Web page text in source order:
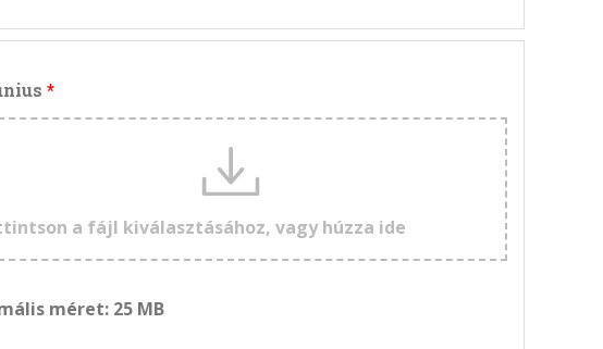
a fájl kiválasztásához, vagy húzza ide
méret: 25 MB